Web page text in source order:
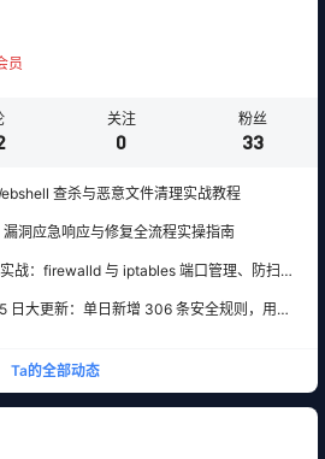
员
关注
0
粉丝
33
查杀与恶意文件清理实战教程
洞应急响应与修复全流程实操指南
战：firewalld 与 iptables 端口管理、防扫描
日大更新：单日新增 306 条安全规则，用友
Ta的全部动态